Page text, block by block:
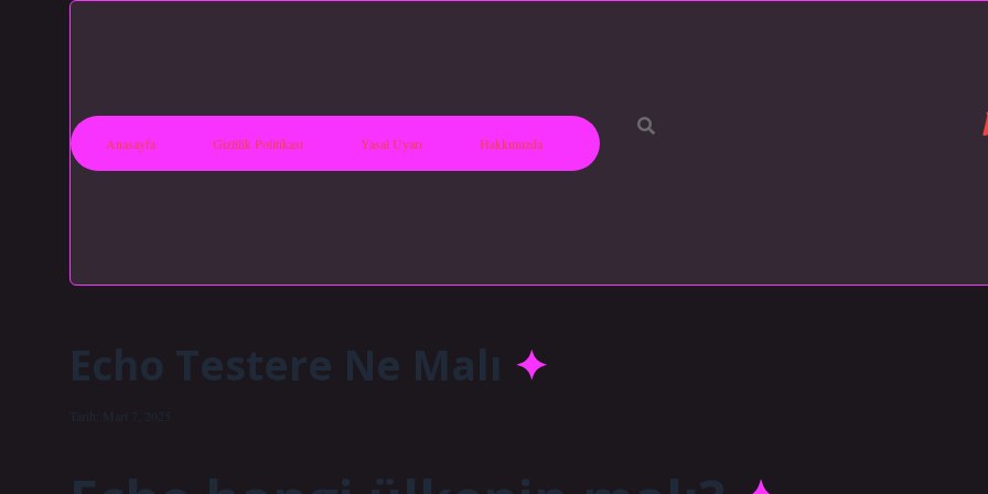
Anasayfa Gizlilik Politikası Yasal Uyarı Hakkımızda
Echo Testere Ne Malı
Tarih: Mart 7, 2025